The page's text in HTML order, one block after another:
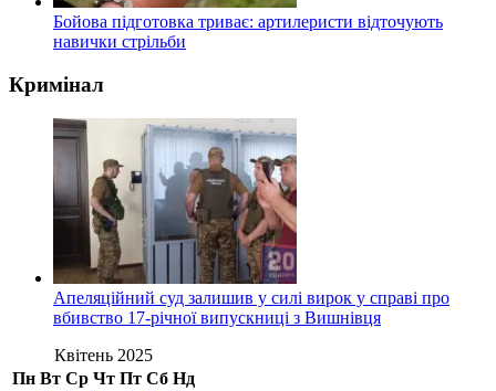
Бойова підготовка триває: артилеристи відточують
навички стрільби
Кримінал
Апеляційний суд залишив у силі вирок у справі про
вбивство 17-річної випускниці з Вишнівця
Квітень 2025
Пн Вт Ср Чт Пт Сб Нд